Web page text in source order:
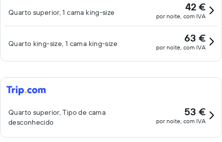
Quarto superior, 1 cama king-size 42 €
por noite, com IVA
Quarto king-size, 1 cama king-size 63 €
por noite, com IVA
Quarto superior, Tipo de cama
desconhecido
53 €
por noite, com IVA